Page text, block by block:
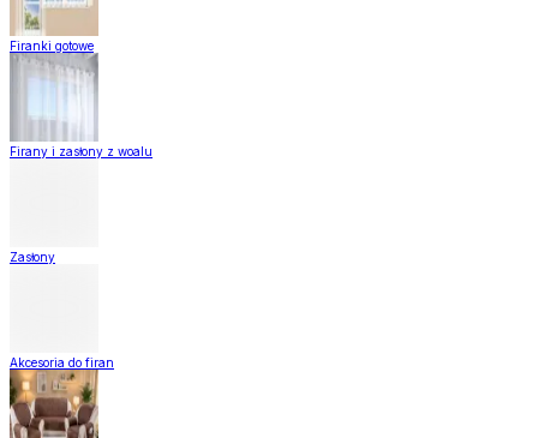
Firanki gotowe
Firany i zasłony z woalu
Zasłony
Akcesoria do firan